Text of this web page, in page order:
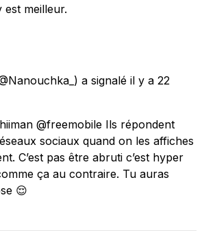
est meilleur.
a signalé il y a 22
@freemobile Ils répondent
sociaux quand on les affiches
C’est pas être abruti c’est hyper
ça au contraire. Tu auras
😌